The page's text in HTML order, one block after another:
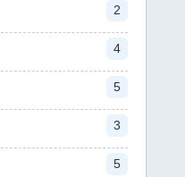
2
4
5
3
5